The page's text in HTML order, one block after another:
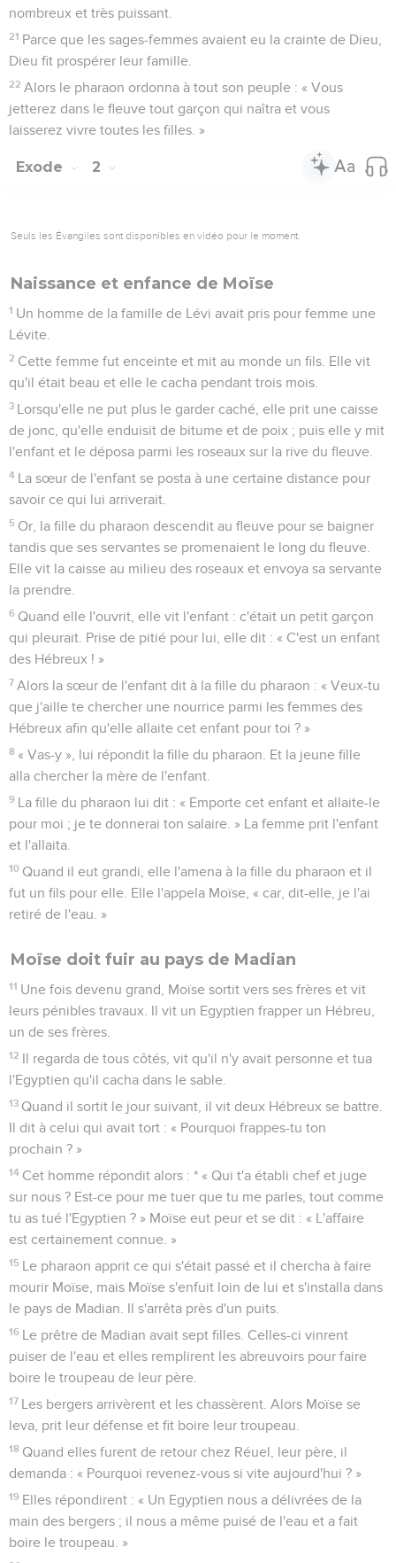
nombreux et très puissant.
21 Parce que les sages-femmes avaient eu la crainte de Dieu,
Dieu fit prospérer leur famille.
22 Alors le pharaon ordonna à tout son peuple : « Vous
jetterez dans le fleuve tout garçon qui naîtra et vous
laisserez vivre toutes les filles. »
Exode 2
Seuls les Évangiles sont disponibles en vidéo pour le moment.
Naissance et enfance de Moïse
1 Un homme de la famille de Lévi avait pris pour femme une
Lévite.
2 Cette femme fut enceinte et mit au monde un fils. Elle vit
qu'il était beau et elle le cacha pendant trois mois.
3 Lorsqu'elle ne put plus le garder caché, elle prit une caisse
de jonc, qu'elle enduisit de bitume et de poix ; puis elle y mit
l'enfant et le déposa parmi les roseaux sur la rive du fleuve.
4 La sœur de l'enfant se posta à une certaine distance pour
savoir ce qui lui arriverait.
5 Or, la fille du pharaon descendit au fleuve pour se baigner
tandis que ses servantes se promenaient le long du fleuve.
Elle vit la caisse au milieu des roseaux et envoya sa servante
la prendre.
6 Quand elle l'ouvrit, elle vit l'enfant : c'était un petit garçon
qui pleurait. Prise de pitié pour lui, elle dit : « C'est un enfant
des Hébreux ! »
7 Alors la sœur de l'enfant dit à la fille du pharaon : « Veux-tu
que j'aille te chercher une nourrice parmi les femmes des
Hébreux afin qu'elle allaite cet enfant pour toi ? »
8 « Vas-y », lui répondit la fille du pharaon. Et la jeune fille
alla chercher la mère de l'enfant.
9 La fille du pharaon lui dit : « Emporte cet enfant et allaite-le
pour moi ; je te donnerai ton salaire. » La femme prit l'enfant
et l'allaita.
10 Quand il eut grandi, elle l'amena à la fille du pharaon et il
fut un fils pour elle. Elle l'appela Moïse, « car, dit-elle, je l'ai
retiré de l'eau. »
Moïse doit fuir au pays de Madian
11 Une fois devenu grand, Moïse sortit vers ses frères et vit
leurs pénibles travaux. Il vit un Egyptien frapper un Hébreu,
un de ses frères.
12 Il regarda de tous côtés, vit qu'il n'y avait personne et tua
l'Egyptien qu'il cacha dans le sable.
13 Quand il sortit le jour suivant, il vit deux Hébreux se battre.
Il dit à celui qui avait tort : « Pourquoi frappes-tu ton
prochain ? »
14 Cet homme répondit alors : * « Qui t'a établi chef et juge
sur nous ? Est-ce pour me tuer que tu me parles, tout comme
tu as tué l'Egyptien ? » Moïse eut peur et se dit : « L'affaire
est certainement connue. »
15 Le pharaon apprit ce qui s'était passé et il chercha à faire
mourir Moïse, mais Moïse s'enfuit loin de lui et s'installa dans
le pays de Madian. Il s'arrêta près d'un puits.
16 Le prêtre de Madian avait sept filles. Celles-ci vinrent
puiser de l'eau et elles remplirent les abreuvoirs pour faire
boire le troupeau de leur père.
17 Les bergers arrivèrent et les chassèrent. Alors Moïse se
leva, prit leur défense et fit boire leur troupeau.
18 Quand elles furent de retour chez Réuel, leur père, il
demanda : « Pourquoi revenez-vous si vite aujourd'hui ? »
19 Elles répondirent : « Un Egyptien nous a délivrées de la
main des bergers ; il nous a même puisé de l'eau et a fait
boire le troupeau. »